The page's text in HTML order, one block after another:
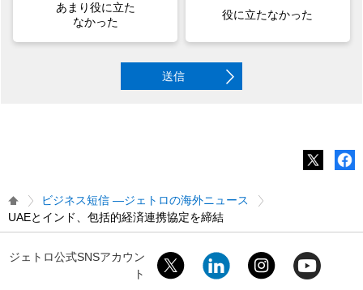
あまり役に立た
なかった
役に立たなかった
送信
ビジネス短信 ―ジェトロの海外ニュース
UAEとインド、包括的経済連携協定を締結
ジェトロ公式SNSアカウン
ト